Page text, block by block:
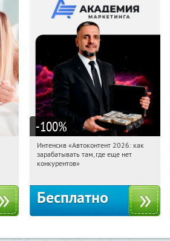
-100%
11:02:56 Получили:
Россия
Интенсив «Автоконтент 2026: как
зарабатывать там, где еще нет
конкурентов»
Бесплатно